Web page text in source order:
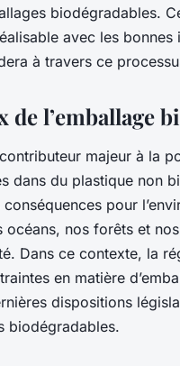
biodégradables.
avec les bonnes
à travers ce
l’emballage
majeur à la
dans du plastique non
pour
océans, nos forêts et
Dans ce contexte, la
en matière
dispositions
biodégradables.